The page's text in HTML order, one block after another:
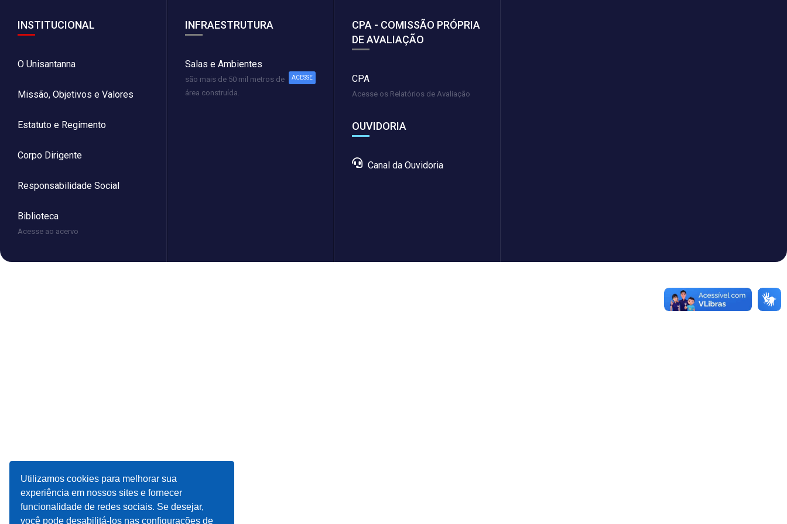
INSTITUCIONAL
O Unisantanna
Missão, Objetivos e Valores
Estatuto e Regimento
Corpo Dirigente
Responsabilidade Social
Biblioteca
Acesse ao acervo
INFRAESTRUTURA
Salas e Ambientes
são mais de 50 mil metros de
área construída.
ACESSE
CPA - COMISSÃO PRÓPRIA
DE AVALIAÇÃO
CPA
Acesse os Relatórios de Avaliação
OUVIDORIA
Canal da Ouvidoria
Utilizamos cookies para melhorar sua
experiência em nossos sites e fornecer
funcionalidade de redes sociais. Se desejar,
você pode desabilitá-los nas configurações de